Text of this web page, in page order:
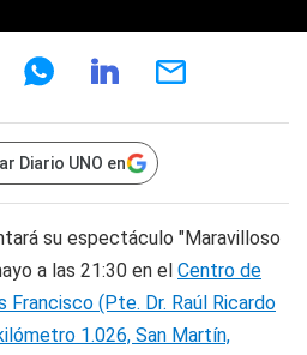
Diario UNO en
su espectáculo "Maravilloso
a las 21:30 en el Centro de
Francisco (Pte. Dr. Raúl Ricardo
1.026, San Martín,